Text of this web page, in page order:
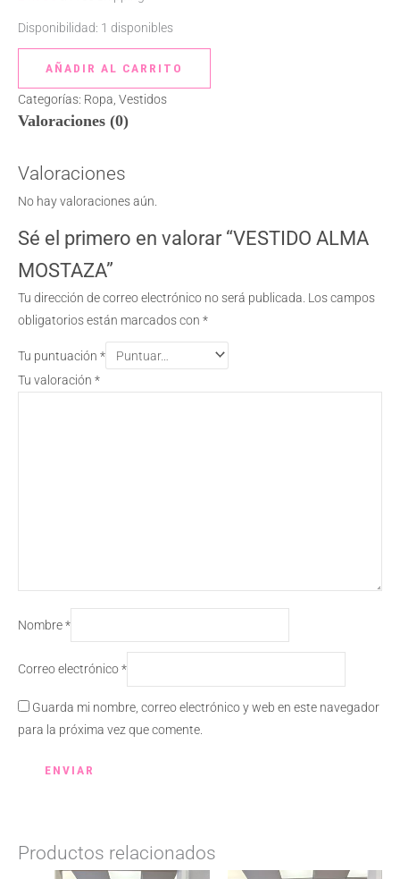
Disponibilidad: 1 disponibles
AÑADIR AL CARRITO
Categorías: Ropa, Vestidos
Valoraciones (0)
Valoraciones
No hay valoraciones aún.
Sé el primero en valorar “VESTIDO ALMA
MOSTAZA”
Tu dirección de correo electrónico no será publicada. Los campos
obligatorios están marcados con *
Tu puntuación *
Tu valoración *
Nombre*
Correo electrónico*
Guarda mi nombre, correo electrónico y web en este navegador
para la próxima vez que comente.
Productos relacionados